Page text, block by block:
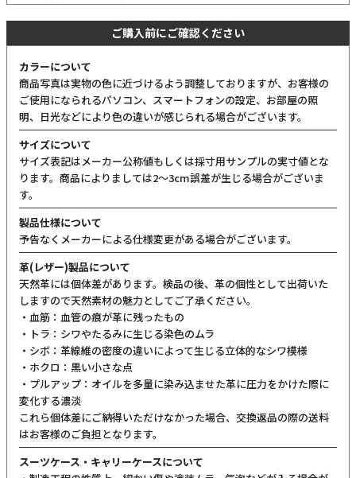
ご購入前にご確認ください
カラーについて
商品写真は実物の色に近づけるよう調整しておりますが、お客様の
ご使用になられるパソコン、スマートフォンの設定、お部屋の照
明、日光などにより色の違いが感じられる場合がございます。
サイズについて
サイズ表記はメーカー公称値もしくは採寸用サンプルの実寸値とな
ります。商品によりましては2〜3cm誤差が生じる場合がございま
す。
製品仕様について
予告なくメーカーによる仕様変更がある場合がございます。
革(レザー)製品について
天然革には個体差があります。検品の後、革の個性として出荷いた
しますので天然素材の魅力としてご了承ください。
・血筋：血管の痕が革に残ったもの
・トラ：シワやたるみに生じる染色のムラ
・シボ：革線維の密度の違いによって生じる立体的なシワ模様
・ホクロ：黒い小さな点
・プルアップ：オイルを多量に染み込ませた革に圧力をかけた際に
変化する濃淡
これら個体差にご納得いただけなかった場合、交換返品の際の送料
はお客様のご負担となります。
スーツケース・キャリーケースについて